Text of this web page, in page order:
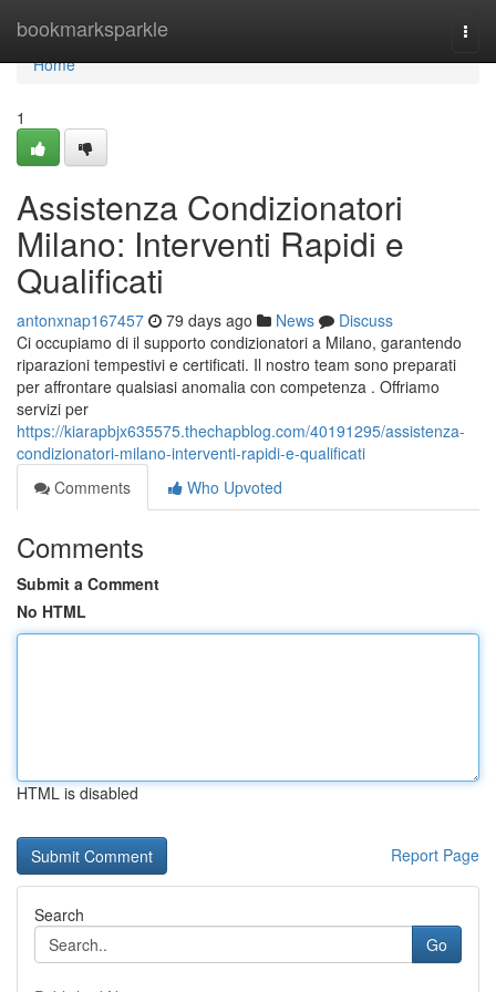
bookmarksparkle
Home
Home
1
Assistenza Condizionatori
Milano: Interventi Rapidi e
Qualificati
antonxnap167457 79 days ago News
Discuss
Ci occupiamo di il supporto condizionatori a Milano, garantendo
riparazioni tempestivi e certificati. Il nostro team sono preparati
per affrontare qualsiasi anomalia con competenza . Offriamo
servizi per
https://kiarapbjx635575.thechapblog.com/40191295/assistenza-
condizionatori-milano-interventi-rapidi-e-qualificati
Comments
Who Upvoted
Comments
Submit a Comment
No HTML
HTML is disabled
Report Page
Search
Go